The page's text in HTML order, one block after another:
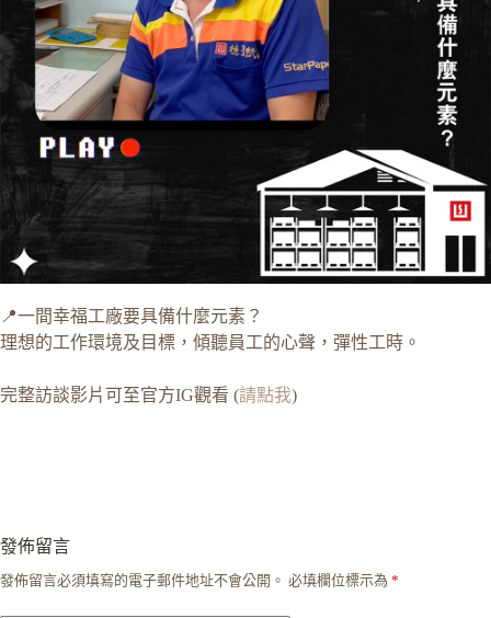
📍一間幸福工廠要具備什麼元素？
理想的工作環境及目標，傾聽員工的心聲，彈性工時。
完整訪談影片可至官方IG觀看 (請點我)
發佈留言
發佈留言必須填寫的電子郵件地址不會公開。 必填欄位標示為 *